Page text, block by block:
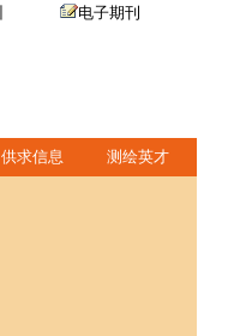
电子期刊
供求信息
测绘英才